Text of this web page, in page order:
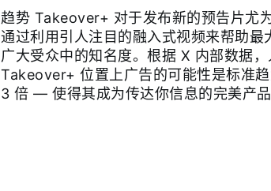
趋势 Takeover+ 对于发布新的预告片尤
通过利用引人注目的融入式视频来帮助最
广大受众中的知名度。根据 X 内部数据
Takeover+ 位置上广告的可能性是标准
3 倍 — 使得其成为传达你信息的完美产品